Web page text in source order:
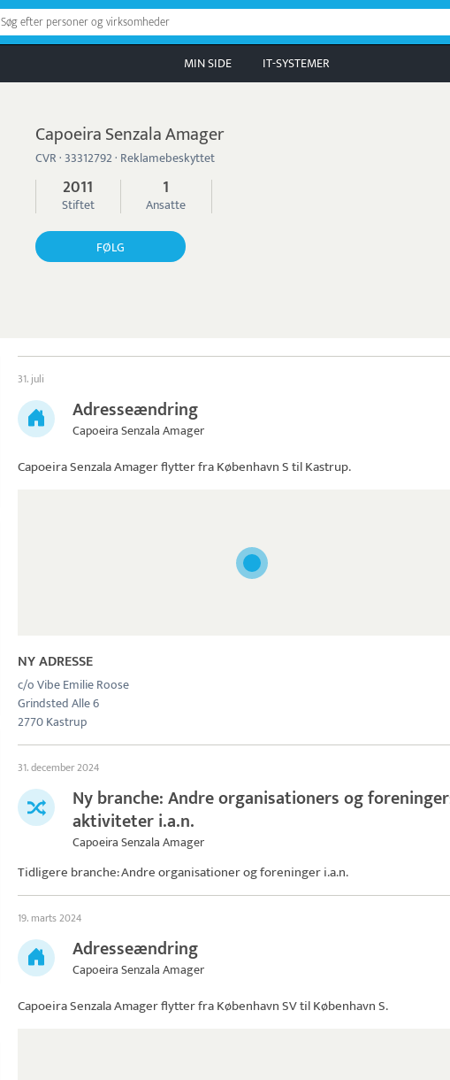
Søg efter personer og virksomheder
MIN SIDE IT-SYSTEMER
Capoeira Senzala Amager
CVR · 33312792 · Reklamebeskyttet
2011
Stiftet
1
Ansatte
FØLG
31. juli
Adresseændring
Capoeira Senzala Amager
Capoeira Senzala Amagerflytter fra København S til Kastrup.
NY ADRESSE
c/o Vibe Emilie Roose
Grindsted Alle 6
2770 Kastrup
31. december 2024
Ny branche: Andre organisationers og
aktiviteter i.a.n.
Capoeira Senzala Amager
Tidligere branche: Andre organisationer og foreninger i.a.n.
19. marts 2024
Adresseændring
Capoeira Senzala Amager
Capoeira Senzala Amagerflytter fra København SV til København S.